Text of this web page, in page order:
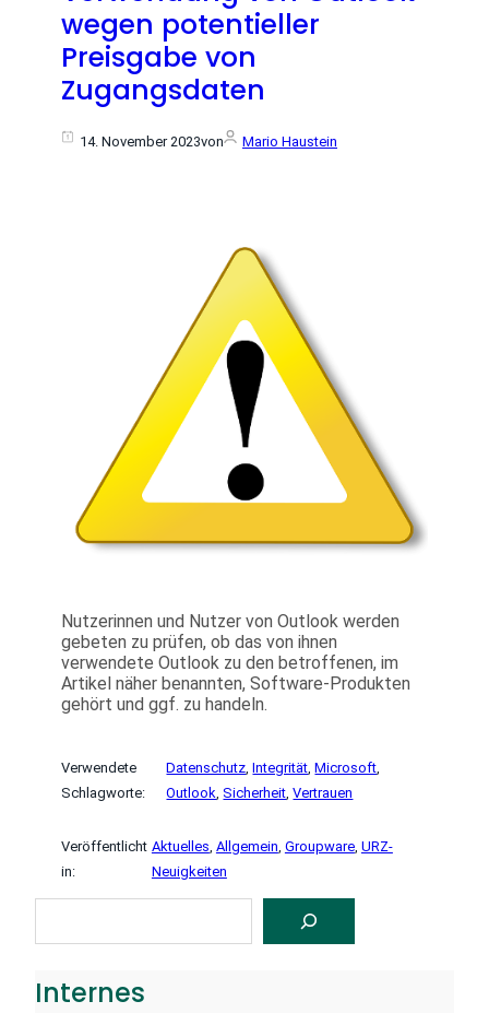
wegen potentieller
Preisgabe von
Zugangsdaten
14. November 2023von Mario Haustein
Nutzerinnen und Nutzer von Outlook werden
gebeten zu prüfen, ob das von ihnen
verwendete Outlook zu den betroffenen, im
Artikel näher benannten, Software-Produkten
gehört und ggf. zu handeln.
Verwendete
Schlagworte:
Datenschutz, Integrität, Microsoft
Outlook, Sicherheit, Vertrauen
Veröffentlicht
in:
Aktuelles, Allgemein, Groupware, URZ-
Neuigkeiten
C
Internes